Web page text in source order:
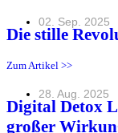
02. Sep. 2025
Die stille
Zum Artikel >>
28. Aug. 2025
Digital Detox
großer